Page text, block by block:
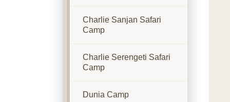
Charlie Sanjan Safari
Camp
Charlie Serengeti Safari
Camp
Dunia Camp